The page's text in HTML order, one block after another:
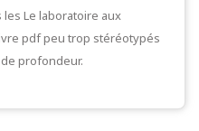
les Le laboratoire aux
pdf peu trop stéréotypés
profondeur.